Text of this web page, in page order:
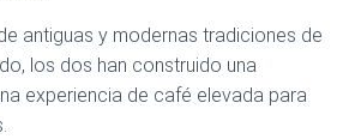
antiguas y modernas tradiciones de
los dos han construido una
experiencia de café elevada para